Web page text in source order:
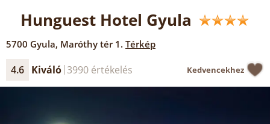
Hunguest Hotel Gyula
5700 Gyula, Maróthy tér 1. Térkép
4.6 Kiváló 3990 értékelés Kedvencekhez